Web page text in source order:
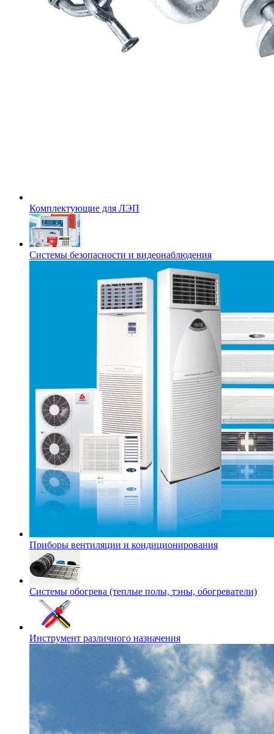
Комплектующие для ЛЭП
Системы безопасности и видеонаблюдения
Приборы вентиляции и кондиционирования
Системы обогрева (теплые полы, тэны, обогреватели)
Инструмент различного назначения